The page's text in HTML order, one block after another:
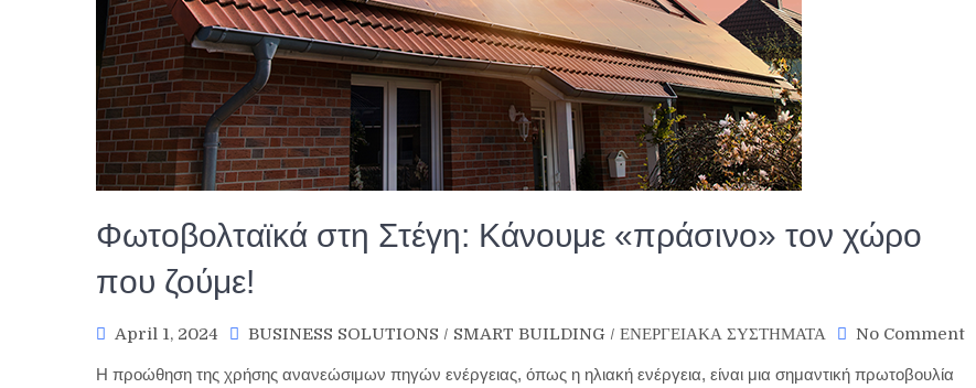
Φωτοβολταϊκά στη Στέγη: Κάνουμε «πράσινο» τον χώρο
που ζούμε!
April 1, 2024 BUSINESS SOLUTIONS / SMART BUILDING / ΕΝΕΡΓΕΙΑΚΑ ΣΥΣΤΗΜΑΤΑ No Commenton
Η προώθηση της χρήσης ανανεώσιμων πηγών ενέργειας, όπως η ηλιακή ενέργεια, είναι μια σημαντική πρωτοβουλία